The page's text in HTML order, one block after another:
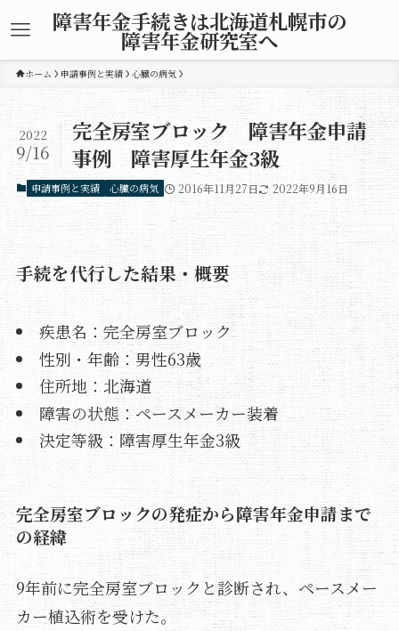
障害年金手続きは北海道札幌市の
障害年金研究室へ
ホーム 申請事例と実績 心臓の病気
完全房室ブロック 障害年金申請
事例 障害厚生年金3級
2022
9/16
申請事例と実績 心臓の病気 2016年11月27日 2022年9月16日
手続を代行した結果・概要
疾患名：完全房室ブロック
性別・年齢：男性63歳
住所地：北海道
障害の状態：ペースメーカー装着
決定等級：障害厚生年金3級
完全房室ブロックの発症から障害年金申請まで
の経緯
9年前に完全房室ブロックと診断され、ペースメー
カー植込術を受けた。